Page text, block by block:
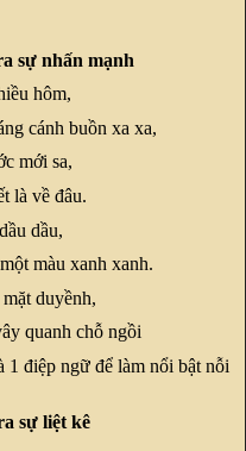
sự nhấn mạnh
hôm,
cánh buồn xa xa,
mới sa,
là về đâu.
dầu,
màu xanh xanh.
duyềnh,
quanh chỗ ngồi
điệp ngữ để làm nổi bật nỗi
sự liệt kê